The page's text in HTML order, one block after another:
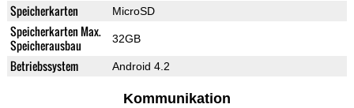
Speicherkarten MicroSD
Speicherkarten Max.
Speicherausbau
32GB
Betriebssystem Android 4.2
Kommunikation